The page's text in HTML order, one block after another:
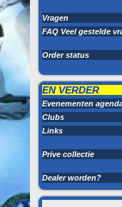
Vragen
FAQ Veel gestelde
Order status
EN VERDER
Evenementen
Clubs
Links
Prive collectie
Dealer worden?